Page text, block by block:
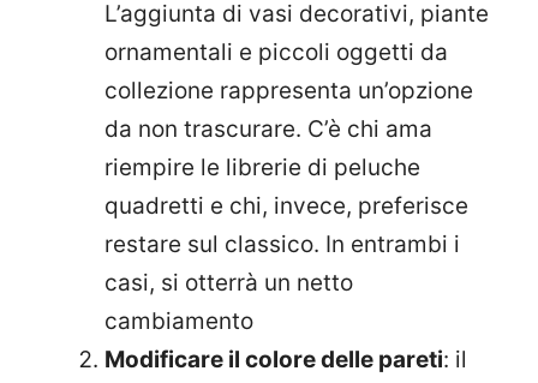
L’aggiunta di vasi decorativi, piante
ornamentali e piccoli oggetti da
collezione rappresenta un’opzione
da non trascurare. C’è chi ama
riempire le librerie di peluche
quadretti e chi, invece, preferisce
restare sul classico. In entrambi i
casi, si otterrà un netto
cambiamento
Modificare il colore delle pareti: il